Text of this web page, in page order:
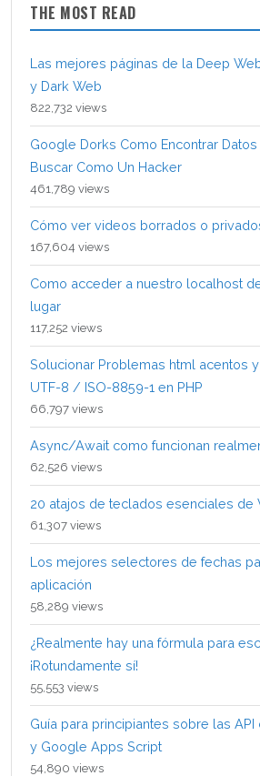
THE MOST READ
Las mejores páginas de la Deep
y Dark Web
822,732 views
Google Dorks Como Encontrar
Buscar Como Un Hacker
461,789 views
Cómo ver videos borrados o
167,604 views
Como acceder a nuestro localhost
lugar
117,252 views
Solucionar Problemas html acentos
UTF-8 / ISO-8859-1 en PHP
66,797 views
Async/Await como funcionan
62,526 views
20 atajos de teclados esenciales de
61,307 views
Los mejores selectores de fechas
aplicación
58,289 views
¿Realmente hay una fórmula para
¡Rotundamente sí!
55,553 views
Guía para principiantes sobre las
y Google Apps Script
54,890 views